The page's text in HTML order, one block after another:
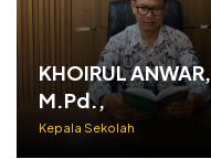
KHOIRUL ANWAR,
M.Pd.,
Kepala Sekolah